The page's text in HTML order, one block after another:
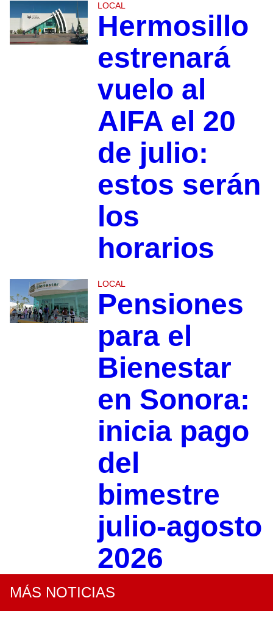
LOCAL
Hermosillo
estrenará
vuelo al
AIFA el 20
de julio:
estos serán
los
horarios
LOCAL
Pensiones
para el
Bienestar
en Sonora:
inicia pago
del
bimestre
julio-agosto
2026
MÁS NOTICIAS